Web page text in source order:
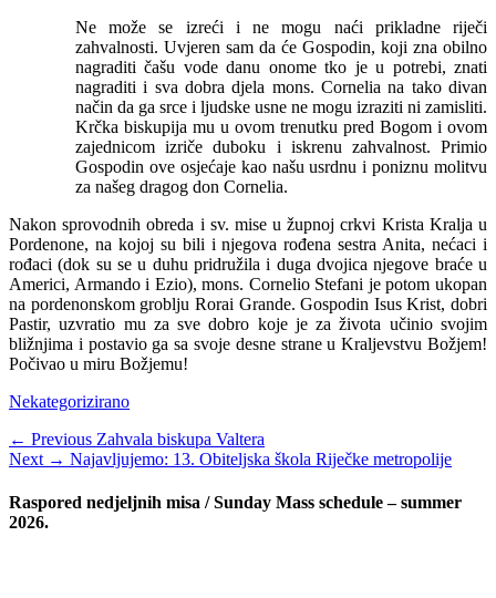
Ne može se izreći i ne mogu naći prikladne riječi
zahvalnosti. Uvjeren sam da će Gospodin, koji zna obilno
nagraditi čašu vode danu onome tko je u potrebi, znati
nagraditi i sva dobra djela mons. Cornelia na tako divan
način da ga srce i ljudske usne ne mogu izraziti ni zamisliti.
Krčka biskupija mu u ovom trenutku pred Bogom i ovom
zajednicom izriče duboku i iskrenu zahvalnost. Primio
Gospodin ove osjećaje kao našu usrdnu i poniznu molitvu
za našeg dragog don Cornelia.
Nakon sprovodnih obreda i sv. mise u župnoj crkvi Krista Kralja u
Pordenone, na kojoj su bili i njegova rođena sestra Anita, nećaci i
rođaci (dok su se u duhu pridružila i duga dvojica njegove braće u
Americi, Armando i Ezio), mons. Cornelio Stefani je potom ukopan
na pordenonskom groblju Rorai Grande. Gospodin Isus Krist, dobri
Pastir, uzvratio mu za sve dobro koje je za života učinio svojim
bližnjima i postavio ga sa svoje desne strane u Kraljevstvu Božjem!
Počivao u miru Božjemu!
Categories
Nekategorizirano
Navigacija
objava
← Previous Previous
post:
Zahvala biskupa Valtera
Next → Next
Najavljujemo: 13. Obiteljska škola Riječke metropolije
Raspored nedjeljnih misa / Sunday Mass schedule – summer
2026.